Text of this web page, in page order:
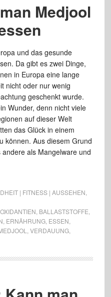
Medjool
und das gesunde
Da gibt es zwei Dinge,
in Europa eine lange
nicht oder nur wenig
geschenkt wurde.
Wunder, denn nicht viele
auf dieser Welt
das Glück in einem
können. Aus diesem Grund
als Mangelware und
| FITNESS | AUSSEHEN
BALLASTSTOFFE
ERNÄHRUNG, ESSEN
VERDAUUNG,